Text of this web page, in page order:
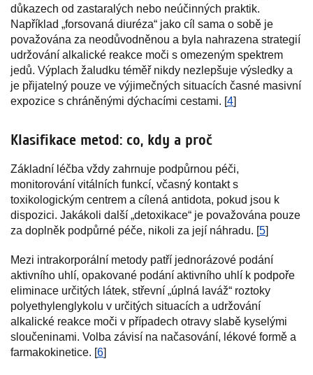
důkazech od zastaralých nebo neúčinných praktik.
Například „forsovaná diuréza“ jako cíl sama o sobě je
považována za neodůvodněnou a byla nahrazena strategií
udržování alkalické reakce moči s omezeným spektrem
jedů. Výplach žaludku téměř nikdy nezlepšuje výsledky a
je přijatelný pouze ve výjimečných situacích časné masivní
expozice s chráněnými dýchacími cestami. [4]
Klasifikace metod: co, kdy a proč
Základní léčba vždy zahrnuje podpůrnou péči,
monitorování vitálních funkcí, včasný kontakt s
toxikologickým centrem a cílená antidota, pokud jsou k
dispozici. Jakákoli další „detoxikace“ je považována pouze
za doplněk podpůrné péče, nikoli za její náhradu. [5]
Mezi intrakorporální metody patří jednorázové podání
aktivního uhlí, opakované podání aktivního uhlí k podpoře
eliminace určitých látek, střevní „úplná laváž“ roztoky
polyethylenglykolu v určitých situacích a udržování
alkalické reakce moči v případech otravy slabě kyselými
sloučeninami. Volba závisí na načasování, lékové formě a
farmakokinetice. [6]